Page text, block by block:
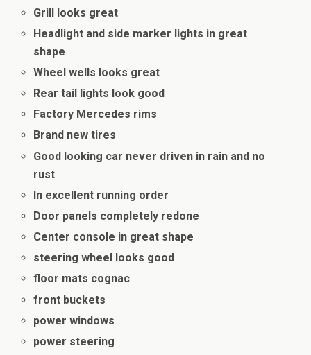
Grill looks great
Headlight and side marker lights in great
shape
Wheel wells looks great
Rear tail lights look good
Factory Mercedes rims
Brand new tires
Good looking car never driven in rain and no
rust
In excellent running order
Door panels completely redone
Center console in great shape
steering wheel looks good
floor mats cognac
front buckets
power windows
power steering